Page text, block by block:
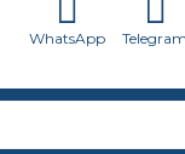
WhatsApp Telegram